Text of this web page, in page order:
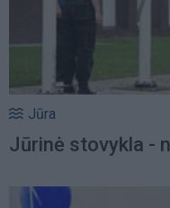
Jūra
Jūrinė stovykla -